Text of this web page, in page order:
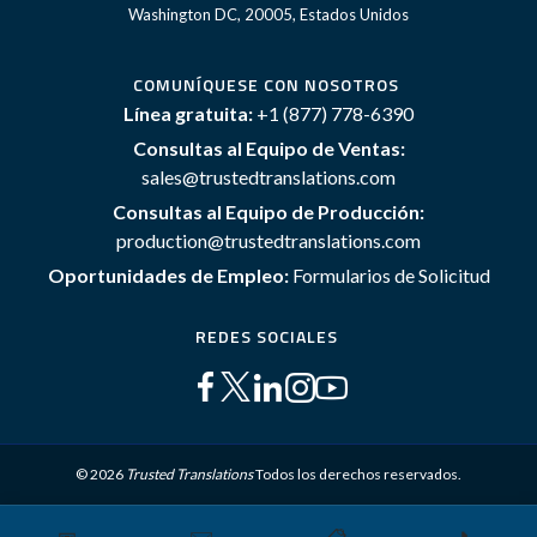
Washington DC, 20005, Estados Unidos
COMUNÍQUESE CON NOSOTROS
Línea gratuita: +1 (877) 778-6390
Consultas al Equipo de Ventas:
sales@trustedtranslations.com
Consultas al Equipo de Producción:
production@trustedtranslations.com
Oportunidades de Empleo: Formularios de Solicitud
REDES SOCIALES
© 2026 Trusted TranslationsTodos los derechos reservados.